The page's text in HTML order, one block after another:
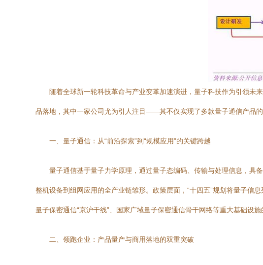
随着全球新一轮科技革命与产业变革加速演进，量子科技作为引领未
品落地，其中一家公司尤为引人注目——其不仅实现了多款量子通信产品
一、量子通信：从“前沿探索”到“规模应用”的关键跨越
量子通信基于量子力学原理，通过量子态编码、传输与处理信息，具
整机设备到组网应用的全产业链雏形。政策层面，“十四五”规划将量子信
量子保密通信“京沪干线”、国家广域量子保密通信骨干网络等重大基础设
二、领跑企业：产品量产与商用落地的双重突破